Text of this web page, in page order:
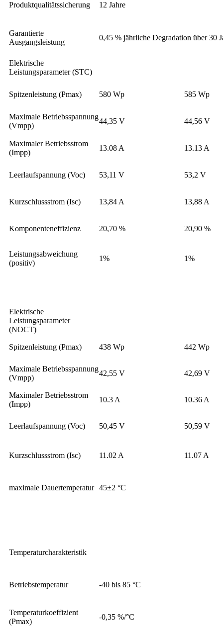
Produktqualitätssicherung 12 Jahre
Garantierte
Ausgangsleistung
0,45 % jährliche Degradation über 30
Elektrische
Leistungsparameter (STC)
Spitzenleistung (Pmax) 580 Wp 585 Wp
Maximale Betriebsspannung
(Vmpp)
44,35 V 44,56 V
Maximaler Betriebsstrom
(Impp)
13.08 A 13.13 A
Leerlaufspannung (Voc) 53,11 V 53,2 V
Kurzschlussstrom (Isc) 13,84 A 13,88 A
Komponenteneffizienz 20,70 % 20,90 %
Leistungsabweichung
(positiv)
1% 1%
Elektrische
Leistungsparameter
(NOCT)
Spitzenleistung (Pmax) 438 Wp 442 Wp
Maximale Betriebsspannung
(Vmpp)
42,55 V 42,69 V
Maximaler Betriebsstrom
(Impp)
10.3 A 10.36 A
Leerlaufspannung (Voc) 50,45 V 50,59 V
Kurzschlussstrom (Isc) 11.02 A 11.07 A
maximale Dauertemperatur 45±2 °C
Temperaturcharakteristik
Betriebstemperatur -40 bis 85 °C
Temperaturkoeffizient
(Pmax)
-0,35 %/°C